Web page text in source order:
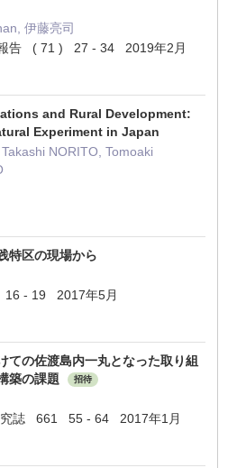
伊藤亮司
報告 ( 71 ) 27 - 34 2019年2月
and Rural Development:
Experiment in Japan
NORITO, Tomoaki
特区の現場から
- 19 2017年5月
ての佐渡島内一丸となった取り組
築の課題
招待
究誌 661 55 - 64 2017年1月